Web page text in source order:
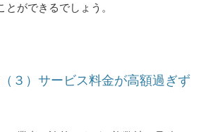
とができるでしょう。
３）サービス料金が高額過ぎず